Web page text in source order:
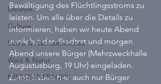
Lifestyle
Culture
Satire & Nachdenkliches
Wald & Natur
PRESSEANFRAGEN
Bewältigung des Flüchtlingsstroms zu
leisten. Um alle über die Details zu
informieren, haben wir heute Abend
zunächst den Stadtrat und morgen
Abend unsere Bürger (Mehrzweckhalle
Augustusburg, 19 Uhr) eingeladen.
Zutritt haben hier auch nur Bürger